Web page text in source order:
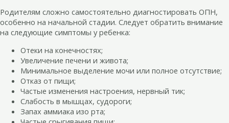
Родителям сложно самостоятельно диагностировать ОПН,
особенно на начальной стадии. Следует обратить внимание
на следующие симптомы у ребенка:
Отеки на конечностях;
Увеличение печени и живота;
Минимальное выделение мочи или полное отсутствие;
Отказ от пищи;
Частые изменения настроения, нервный тик;
Слабость в мышцах, судороги;
Запах аммиака изо рта;